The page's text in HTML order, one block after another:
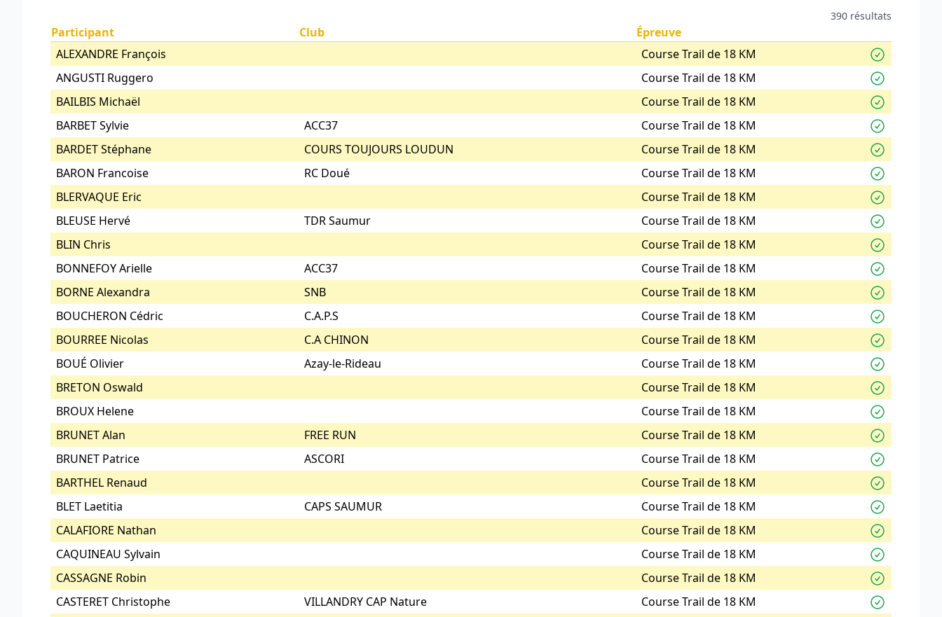
390 résultats
Participant Club
Épreuve
ALEXANDRE François
Course Trail de 18 KM
ANGUSTI Ruggero
Course Trail de 18 KM
BAILBIS Michaël
Course Trail de 18 KM
BARBET Sylvie
ACC37
Course Trail de 18 KM
BARDET Stéphane
COURS TOUJOURS LOUDUN
Course Trail de 18 KM
BARON Francoise
RC Doué
Course Trail de 18 KM
BLERVAQUE Eric
Course Trail de 18 KM
BLEUSE Hervé
TDR Saumur
Course Trail de 18 KM
BLIN Chris
Course Trail de 18 KM
BONNEFOY Arielle
ACC37
Course Trail de 18 KM
BORNE Alexandra
SNB
Course Trail de 18 KM
BOUCHERON Cédric
C.A.P.S
Course Trail de 18 KM
BOURREE Nicolas
C.A CHINON
Course Trail de 18 KM
BOUÉ Olivier
Azay-le-Rideau
Course Trail de 18 KM
BRETON Oswald
Course Trail de 18 KM
BROUX Helene
Course Trail de 18 KM
BRUNET Alan
FREE RUN
Course Trail de 18 KM
BRUNET Patrice
ASCORI
Course Trail de 18 KM
BARTHEL Renaud
Course Trail de 18 KM
BLET Laetitia
CAPS SAUMUR
Course Trail de 18 KM
CALAFIORE Nathan
Course Trail de 18 KM
CAQUINEAU Sylvain
Course Trail de 18 KM
CASSAGNE Robin
Course Trail de 18 KM
CASTERET Christophe
VILLANDRY CAP Nature
Course Trail de 18 KM